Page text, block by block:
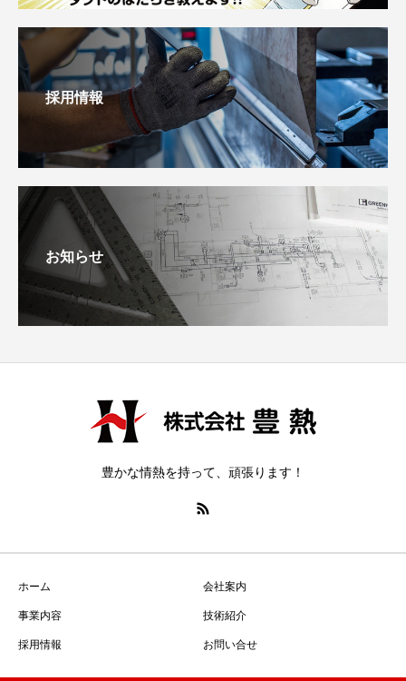
採用情報
お知らせ
豊かな情熱を持って、頑張ります！
ホーム
会社案内
事業内容
技術紹介
採用情報
お問い合せ